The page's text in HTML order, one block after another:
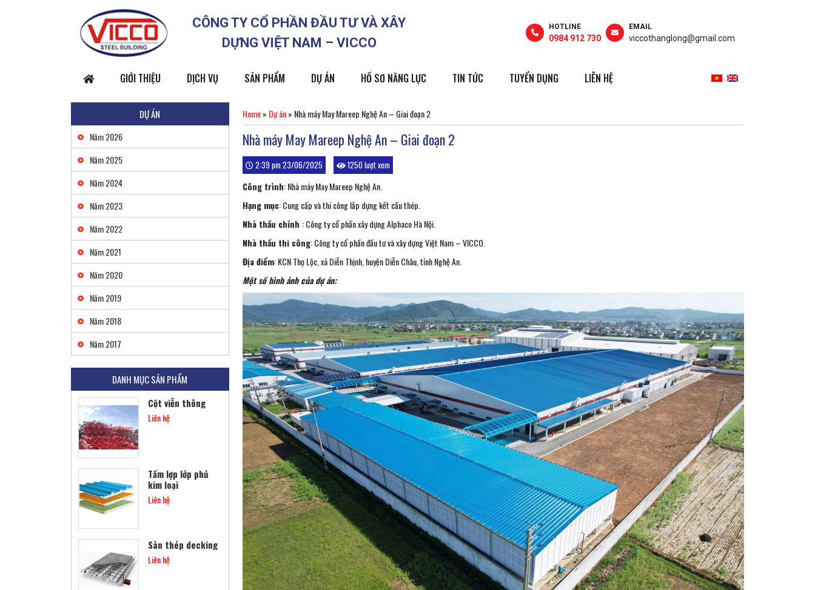
CÔNG TY CỔ PHẦN ĐẦU TƯ VÀ XÂY
DỰNG VIỆT NAM – VICCO
HOTLINE
0984 912 730
EMAIL
viccothanglong@gmail.com
GIỚI THIỆU DỊCH VỤ SẢN PHẨM DỰ ÁN HỒ SƠ NĂNG LỰC TIN TỨC TUYỂN DỤNG LIÊN HỆ
Home» Dự án» Nhà máy May Mareep Nghệ An – Giai đoạn 2
Nhà máy May Mareep Nghệ An – Giai đoạn 2
2:39 pm 23/06/2025 1250 lượt xem
Công trình: Nhà máy May Mareep Nghệ An.
Hạng mục: Cung cấp và thi công lắp dựng kết cấu thép.
Nhà thầu chính : Công ty cổ phần xây dựng Alphaco Hà Nội.
Nhà thầu thi công: Công ty cổ phần đầu tư và xây dựng Việt Nam – VICCO.
Địa điểm: KCN Thọ Lộc, xã Diễn Thịnh, huyện Diễn Châu, tỉnh Nghệ An.
Một số hình ảnh của dự án:
DỰ ÁN
Năm 2026
Năm 2025
Năm 2024
Năm 2023
Năm 2022
Năm 2021
Năm 2020
Năm 2019
Năm 2018
Năm 2017
DANH MỤC SẢN PHẨM
Các loại xà gồ
Khung thép tiền
Liên hệ
Cột viễn thông
Liên hệ
Tấm lợp lớp phủ
kim loại
Liên hệ
Sàn thép decking
Liên hệ